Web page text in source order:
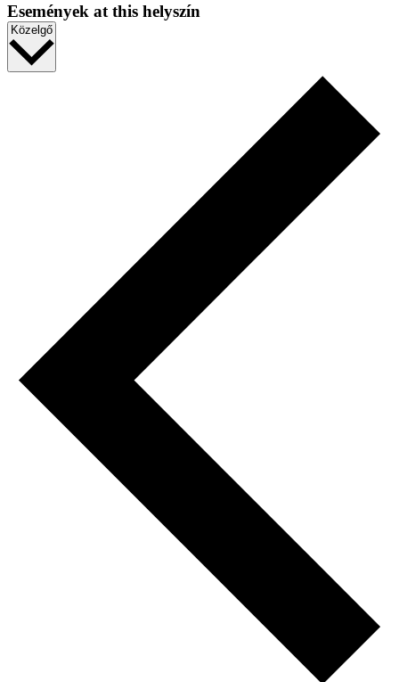
Események at this helyszín
Közelgő Dátum